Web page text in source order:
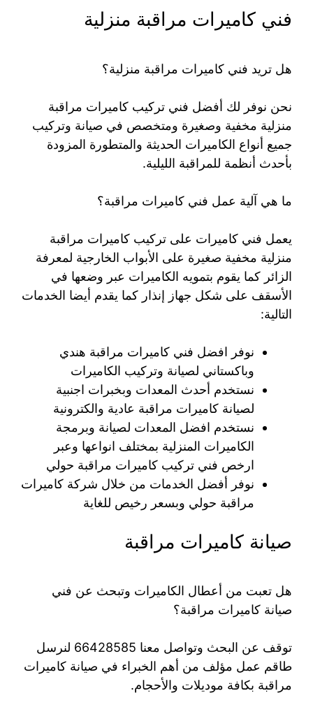
فني كاميرات مراقبة منزلية
هل تريد فني كاميرات مراقبة منزلية؟
نحن نوفر لك أفضل فني تركيب كاميرات مراقبة
منزلية مخفية وصغيرة ومتخصص في صيانة وتركيب
جميع أنواع الكاميرات الحديثة والمتطورة المزودة
بأحدث أنظمة للمراقبة الليلية.
ما هي آلية عمل فني كاميرات مراقبة؟
يعمل فني كاميرات على تركيب كاميرات مراقبة
منزلية مخفية صغيرة على الأبواب الخارجية لمعرفة
الزائر كما يقوم بتمويه الكاميرات عبر وضعها في
الأسقف على شكل جهاز إنذار كما يقدم أيضا الخدمات
التالية:
نوفر افضل فني كاميرات مراقبة هندي
وباكستاني لصيانة وتركيب الكاميرات
نستخدم أحدث المعدات وبخبرات اجنبية
لصيانة كاميرات مراقبة عادية والكترونية
نستخدم افضل المعدات لصيانة وبرمجة
الكاميرات المنزلية بمختلف انواعها وعبر
ارخص فني تركيب كاميرات مراقبة حولي
نوفر أفضل الخدمات من خلال شركة كاميرات
مراقبة حولي وبسعر رخيص للغاية
صيانة كاميرات مراقبة
هل تعبت من أعطال الكاميرات وتبحث عن فني
صيانة كاميرات مراقبة؟
توقف عن البحث وتواصل معنا 66428585 لنرسل
طاقم عمل مؤلف من أهم الخبراء في صيانة كاميرات
مراقبة بكافة موديلات والأحجام.